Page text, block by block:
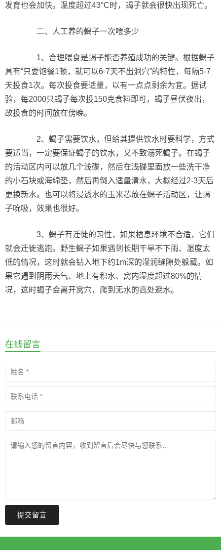
发育也会加快。温度超过43°C时，蝎子就会很快出现死亡。
二、人工养的蝎子一次喂多少
1、合理喂食是蝎子能否养殖成功的关键。根据蝎子
具有“只要饱餐1顿，就可以6-7天不出洞穴”的特性，每隔5-7
天投食1次。每次投食要适量，以有一点点剩余为宜。据试
验，每2000只蝎子每次投150克食料即可，蝎子昼伏夜出，
故投食的时间放在傍晚。
2、蝎子需要饮水，但给其提供饮水时要科学，方式
要适当，一定要保证蝎子的饮水，又不致溺死蝎子。在蝎子
的活动区内可以放几个浅碟，然后在浅碟里面放一些洗干净
的小石块或海绵垫，然后再倒入适量清水，大概经过2-3天后
更换新水。也可以将浸透水的玉米芯放在蝎子活动区，让蝎
子吮吸，效果也很好。
3、蝎子有迁徙的习性，如果栖息环境不合适，它们
就会迁徙逃跑。野生蝎子如果遇到长期干旱不下雨、湿度太
低的情况，这时就会钻入地下约1m深的湿润缝隙处躲藏。如
果它遇到阴雨天气、地上有积水、窝内湿度超过80%的情
况，这时蝎子会离开窝穴，爬到无水的高处避水。
在线留言
提交留言